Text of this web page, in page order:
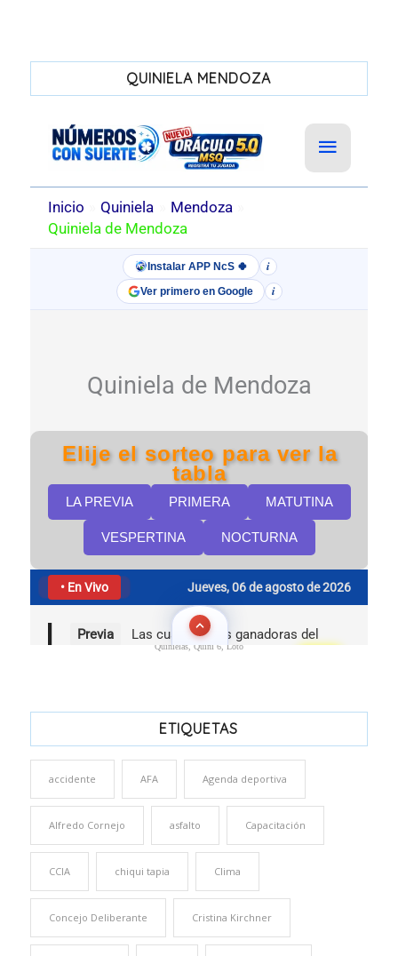
QUINIELA MENDOZA
Quinielas, Quini 6, Loto
ETIQUETAS
accidente AFA Agenda deportiva
Alfredo Cornejo asfalto Capacitación
CCIA chiqui tapia Clima
Concejo Deliberante Cristina Kirchner